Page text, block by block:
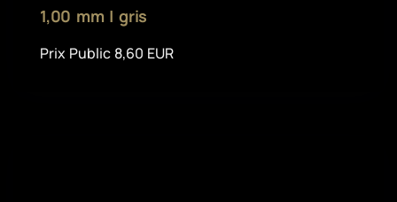
1,00 mm | gris
Prix Public 8,60 EUR